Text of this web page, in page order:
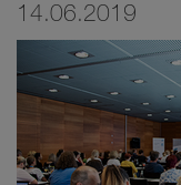
14.06.2019